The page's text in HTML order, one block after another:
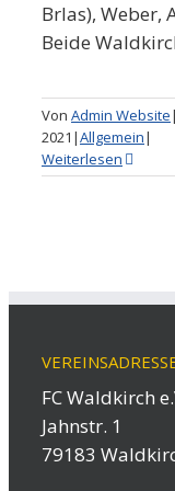
Brlas), Weber,
Beide
Von Admin Website|
2021 |Allgemein|
Weiterlesen
FC Waldkirch
Jahnstr. 1
79183